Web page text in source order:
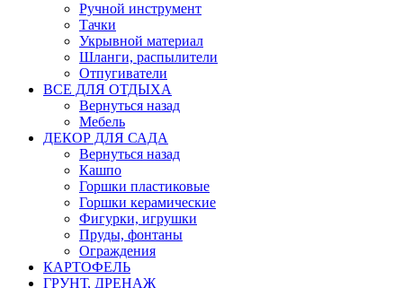
Ручной инструмент
Тачки
Укрывной материал
Шланги, распылители
Отпугиватели
ВСЕ ДЛЯ ОТДЫХА
Вернуться назад
Мебель
ДЕКОР ДЛЯ САДА
Вернуться назад
Кашпо
Горшки пластиковые
Горшки керамические
Фигурки, игрушки
Пруды, фонтаны
Ограждения
КАРТОФЕЛЬ
ГРУНТ, ДРЕНАЖ